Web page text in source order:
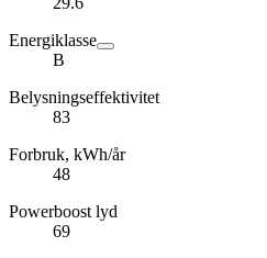
Energiklasse
B
Belysningseffektivitet
83
Forbruk, kWh/år
48
Powerboost lyd
69